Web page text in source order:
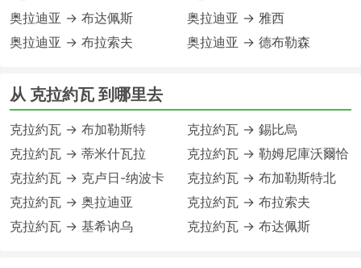
奥拉迪亚 → 布达佩斯
奥拉迪亚 → 布拉索夫
奥拉迪亚 → 雅西
奥拉迪亚 → 德布勒森
从 克拉約瓦 到哪里去
克拉約瓦 → 布加勒斯特
克拉約瓦 → 蒂米什瓦拉
克拉約瓦 → 克卢日-纳波卡
克拉約瓦 → 奥拉迪亚
克拉約瓦 → 基希讷乌
克拉約瓦 → 錫比烏
克拉約瓦 → 勒姆尼庫沃爾恰
克拉約瓦 → 布加勒斯特北
克拉約瓦 → 布拉索夫
克拉約瓦 → 布达佩斯